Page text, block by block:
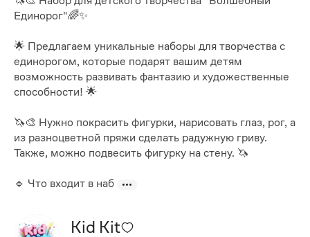
Единорог"🌈✨
🌟 Предлагаем уникальные наборы для творчества с
единорогом, которые подарят вашим детям
возможность развивать фантазию и художественные
способности! 🌟
🦄🎨 Нужно покрасить фигурки, нарисовать глаз, рог, а
из разноцветной пряжи сделать радужную гриву.
Также, можно подвесить фигурку на стену. 🦄
🔹 Что входит в наб
Kid Kit